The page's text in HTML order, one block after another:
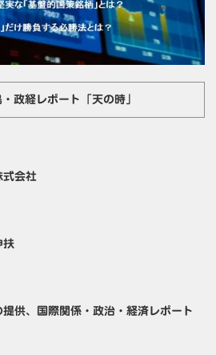
政経レポート「天の時」
式会社
扶
提供、国際関係・政治・経済レポート